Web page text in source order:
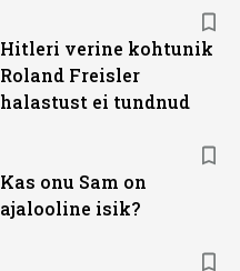
Hitleri verine kohtunik
Roland Freisler
halastust ei tundnud
Kas onu Sam on
ajalooline isik?